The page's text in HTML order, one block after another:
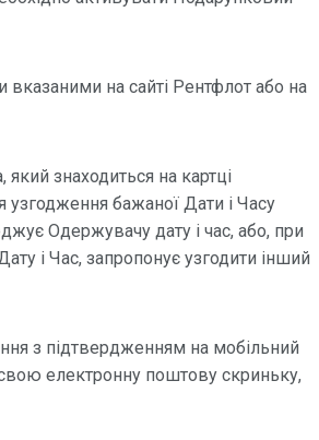
на сайті Рентфлот або на
знаходиться на картці
узгодження бажаної Дати і Часу
Одержувачу дату і час, або, при
і Час, запропонує узгодити інший
з підтвердженням на мобільний
електронну поштову скриньку,